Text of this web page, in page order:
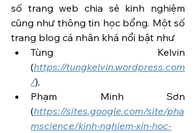
số trang web chia sẻ kinh nghiệm
cũng như thông tin học bổng. Một số
trang blog cá nhân khá nổi bật như
Tùng Kelvin
(https://tungkelvin.wordpress.com
/),
Phạm Minh Sơn
(https://sites.google.com/site/pha
mscience/kinh-nghiem-xin-hoc-